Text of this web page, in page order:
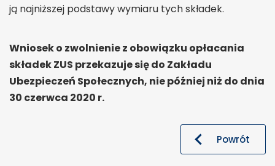
ją najniższej podstawy wymiaru tych składek.
Wniosek o zwolnienie z obowiązku opłacania
składek ZUS przekazuje się do Zakładu
Ubezpieczeń Społecznych, nie później niż do dnia
30 czerwca 2020 r.
Powrót